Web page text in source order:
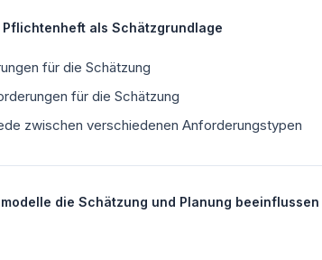
Pflichtenheft als Schätzgrundlage
für die Schätzung
für die Schätzung
zwischen verschiedenen Anforderungstypen
die Schätzung und Planung beeinflussen